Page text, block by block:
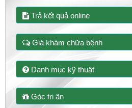
Trả kết quả online
Giá khám chữa bệnh
Danh mục kỹ thuật
Góc tri ân